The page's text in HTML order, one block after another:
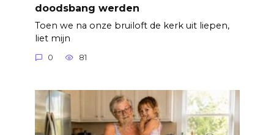
doodsbang werden
Toen we na onze bruiloft de kerk uit liepen,
liet mijn
0 81